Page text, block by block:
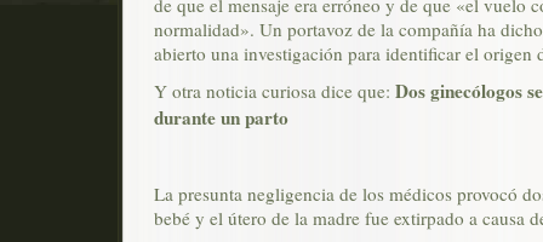
de que el mensaje era erróneo y de que «el vuelo
normalidad». Un portavoz de la compañía ha
abierto una investigación para identificar el origen
Y otra noticia curiosa dice que: Dos ginecólogos
durante un parto
La presunta negligencia de los médicos provocó
bebé y el útero de la madre fue extirpado a causa